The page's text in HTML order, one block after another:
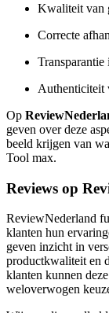
Kwaliteit van
Correcte
Authenticiteit
Op
geven over deze
beeld krijgen van
Tool max.
Reviews op
ReviewNederland
klanten hun
geven inzicht in
productkwaliteit en
klanten kunnen
weloverwogen